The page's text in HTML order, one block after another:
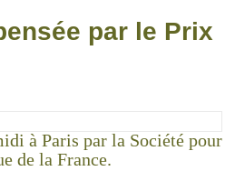
par le Prix
à Paris par la Société pour
de la France.